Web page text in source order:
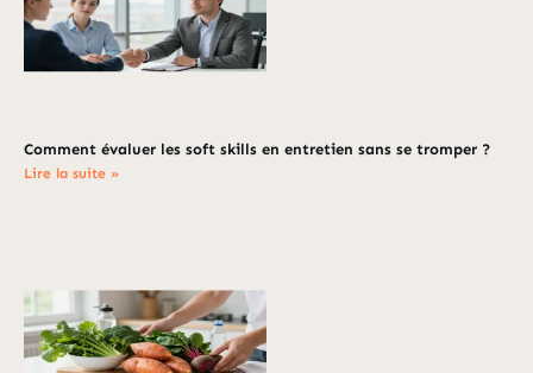
Comment évaluer les soft skills en entretien sans se tromper ?
Lire la suite »